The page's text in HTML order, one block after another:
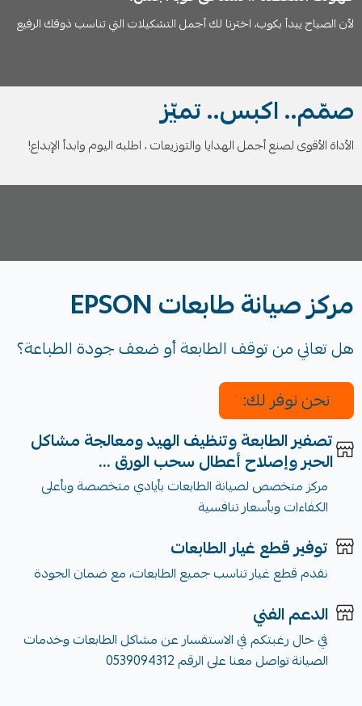
لأن الصباح يبدأ بكوب، اخترنا لك أجمل التشكيلات التي تناسب ذوقك الرفيع
صمّم.. اكبس.. تميّز
الأداة الأقوى لصنع أجمل الهدايا والتوزيعات ، اطلبه اليوم وابدأ الإبداع!
مركز صيانة طابعات EPSON
هل تعاني من توقف الطابعة أو ضعف جودة الطباعة؟
تصفير الطابعة وتنظيف الهيد ومعالجة مشاكل
الحبر وإصلاح أعطال سحب الورق ...
مركز متخصص لصيانة الطابعات بأيادي متخصصة وبأعلى
الكفاءات وبأسعار تنافسية
توفير قطع غيار الطابعات
نقدم قطع غيار تناسب جميع الطابعات، مع ضمان الجودة
الدعم الفني
في حال رغبتكم في الاستفسار عن مشاكل الطابعات وخدمات
الصيانة تواصل معنا على الرقم 0539094312
نحن نوفر لك: